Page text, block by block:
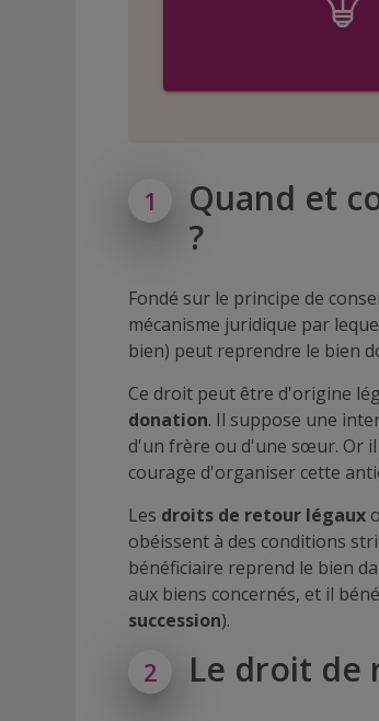
1
Quand et
?
Fondé sur le principe de
mécanisme juridique par
bien) peut reprendre le bien
Ce droit peut être d'origine
donation. Il suppose une
d'un frère ou d'une sœur. Or
courage d'organiser cette
Les droits de retour légaux
obéissent à des conditions
bénéficiaire reprend le bien
aux biens concernés, et il
succession).
2 Le droit de